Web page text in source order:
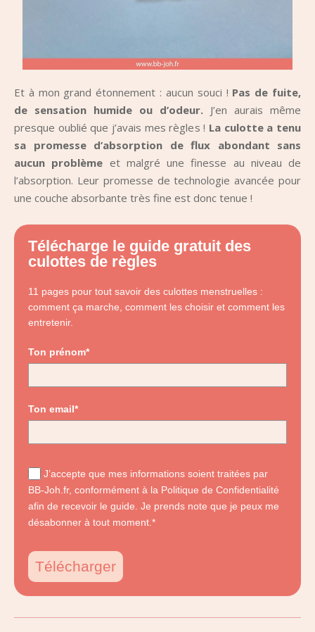
Et à mon grand étonnement : aucun souci ! Pas de fuite,
de sensation humide ou d’odeur. J’en aurais même
presque oublié que j’avais mes règles ! La culotte a tenu
sa promesse d’absorption de flux abondant sans
aucun problème et malgré une finesse au niveau de
l’absorption. Leur promesse de technologie avancée pour
une couche absorbante très fine est donc tenue !
Télécharge le guide gratuit des
culottes de règles
11 pages pour tout savoir des culottes menstruelles :
comment ça marche, comment les choisir et comment les
entretenir.
Ton prénom*
Ton email*
J’accepte que mes informations soient traitées par
BB-Joh.fr, conformément à la Politique de Confidentialité
afin de recevoir le guide. Je prends note que je peux me
désabonner à tout moment.*
Télécharger